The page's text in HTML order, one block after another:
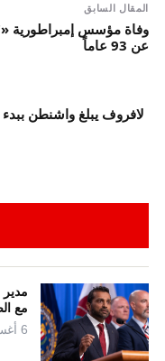
المقال السابق
عن 93 عاماً
لافروف يبلغ واشنطن
مع
6 أغسطس 2026